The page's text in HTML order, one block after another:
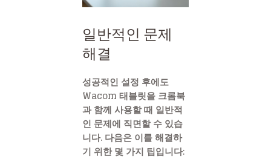
일반적인 문제
해결
성공적인 설정 후에도
Wacom 태블릿을 크롬북
과 함께 사용할 때 일반적
인 문제에 직면할 수 있습
니다. 다음은 이를 해결하
기 위한 몇 가지 팁입니다: